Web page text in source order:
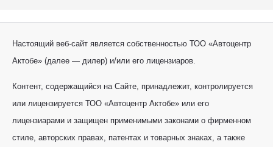
Настоящий веб-сайт является собственностью ТОО «Автоцентр
Актобе» (далее — дилер) и/или его лицензиаров.
Контент, содержащийся на Сайте, принадлежит, контролируется
или лицензируется ТОО «Автоцентр Актобе» или его
лицензиарами и защищен применимыми законами о фирменном
стиле, авторских правах, патентах и товарных знаках, а также